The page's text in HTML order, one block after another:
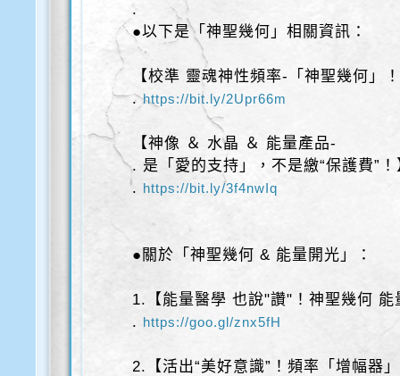
.
●以下是「神聖幾何」相關資訊：
【校準 靈魂神性頻率-「神聖幾何」
.https://bit.ly/2Upr66m
【神像 ＆ 水晶 ＆ 能量產品-
. 是「愛的支持」，不是繳“保護費”！
. https://bit.ly/3f4nwIq
●關於「神聖幾何 & 能量開光」：
1.【能量醫學 也說"讚"！神聖幾何 能
. https://goo.gl/znx5fH
2.【活出“美好意識”！頻率「增幅器